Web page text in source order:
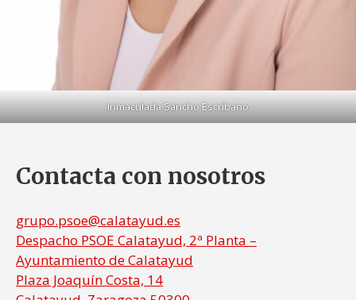
Inmaculada Sancho Escribano
Contacta con nosotros
grupo.psoe@calatayud.es
Despacho PSOE Calatayud, 2ª Planta –
Ayuntamiento de Calatayud
Plaza Joaquín Costa, 14